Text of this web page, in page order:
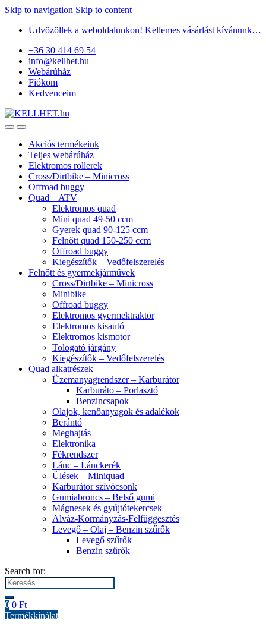
Skip to navigation Skip to content
Üdvözöllek a weboldalunkon! Kellemes vásárlást kívánunk…
+36 30 414 69 54
info@kellhet.hu
Webárúház
Fiókom
Kedvenceim
Akciós termékeink
Teljes webárúház
Elektromos rollerek
Cross/Dirtbike – Minicross
Offroad buggy
Quad – ATV
Elektromos quad
Mini quad 49-50 ccm
Gyerek quad 90-125 ccm
Felnőtt quad 150-250 ccm
Offroad buggy
Kiegészítők – Vedőfelszerelés
Felnőtt és gyermekjárművek
Cross/Dirtbike – Minicross
Minibike
Offroad buggy
Elektromos gyermektraktor
Elektromos kisautó
Elektromos kismotor
Tologató járgány
Kiegészítők – Vedőfelszerelés
Quad alkatrészek
Üzemanyagrendszer – Karburátor
Karburáto – Porlasztó
Benzincsapok
Olajok, kenőanyagok és adalékok
Berántó
Meghajtás
Elektronika
Fékrendszer
Lánc – Lánckerék
Ülések – Miniquad
Karburátor szívócsonk
Gumiabroncs – Belső gumi
Mágnesek és gyújtótekercsek
Alváz-Kormányzás-Felfüggesztés
Levegő – Olaj – Benzin szűrők
Levegő szűrők
Benzin szűrők
Search for:
0 0 Ft
Termékkínálat